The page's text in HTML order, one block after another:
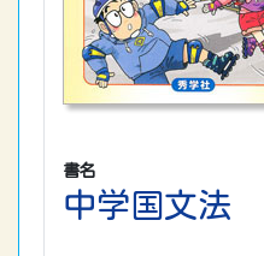
書名
中学国文法